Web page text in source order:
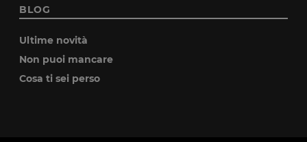
BLOG
Ultime novità
Non puoi mancare
Cosa ti sei perso